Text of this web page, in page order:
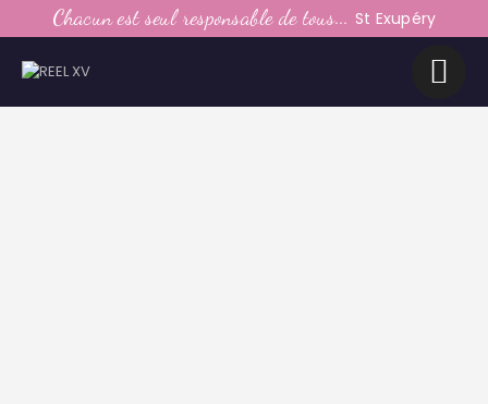
Chacun est seul responsable de tous... St Exupéry
LE CLUB
LA VIE DU CLUB